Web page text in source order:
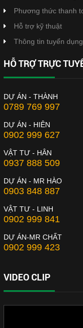
Phương thức thanh
Hỗ trợ kỹ thuật
Thông tin tuyển
HỖ TRỢ TRỰC
DỰ ÁN - THÀNH
0789 769 997
DỰ ÁN - HIÊN
0902 999 627
VẬT TƯ - HÂN
0937 888 509
DỰ ÁN - MR HÀO
0903 848 887
VẬT TƯ - LINH
0902 999 841
DỰ ÁN-MR CHẤT
0902 999 423
VIDEO CLIP